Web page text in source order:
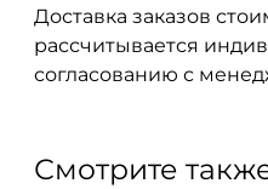
Доставка заказов
рассчитывается
согласованию с
Смотрите